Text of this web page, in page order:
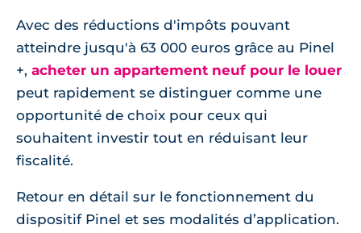
Avec des réductions d'impôts pouvant
atteindre jusqu'à 63 000 euros grâce au Pinel
+, acheter un appartement neuf pour le louer
peut rapidement se distinguer comme une
opportunité de choix pour ceux qui
souhaitent investir tout en réduisant leur
fiscalité.
Retour en détail sur le fonctionnement du
dispositif Pinel et ses modalités d’application.